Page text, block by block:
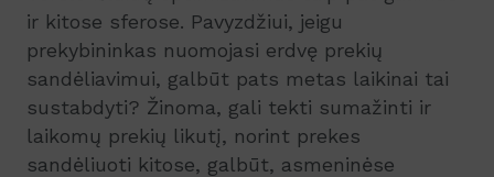
ir kitose sferose. Pavyzdžiui, jeigu
prekybininkas nuomojasi erdvę prekių
sandėliavimui, galbūt pats metas laikinai tai
sustabdyti? Žinoma, gali tekti sumažinti ir
laikomų prekių likutį, norint prekes
sandėliuoti kitose, galbūt, asmeninėse